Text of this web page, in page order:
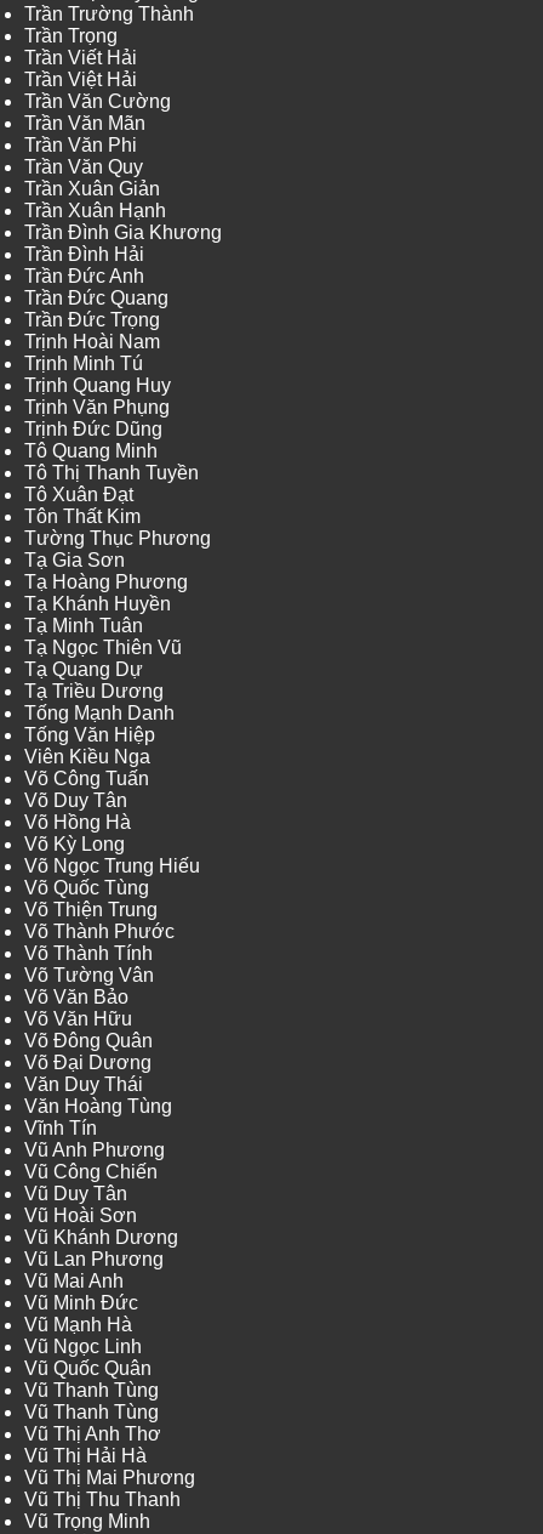
Trần Trường Thành
Trần Trọng
Trần Viết Hải
Trần Việt Hải
Trần Văn Cường
Trần Văn Mãn
Trần Văn Phi
Trần Văn Quy
Trần Xuân Giản
Trần Xuân Hạnh
Trần Đình Gia Khương
Trần Đình Hải
Trần Đức Anh
Trần Đức Quang
Trần Đức Trọng
Trịnh Hoài Nam
Trịnh Minh Tú
Trịnh Quang Huy
Trịnh Văn Phụng
Trịnh Đức Dũng
Tô Quang Minh
Tô Thị Thanh Tuyền
Tô Xuân Đạt
Tôn Thất Kim
Tường Thục Phương
Tạ Gia Sơn
Tạ Hoàng Phương
Tạ Khánh Huyền
Tạ Minh Tuân
Tạ Ngọc Thiên Vũ
Tạ Quang Dự
Tạ Triều Dương
Tống Mạnh Danh
Tống Văn Hiệp
Viên Kiều Nga
Võ Công Tuấn
Võ Duy Tân
Võ Hồng Hà
Võ Kỳ Long
Võ Ngọc Trung Hiếu
Võ Quốc Tùng
Võ Thiện Trung
Võ Thành Phước
Võ Thành Tính
Võ Tường Vân
Võ Văn Bảo
Võ Văn Hữu
Võ Đông Quân
Võ Đại Dương
Văn Duy Thái
Văn Hoàng Tùng
Vĩnh Tín
Vũ Anh Phương
Vũ Công Chiến
Vũ Duy Tân
Vũ Hoài Sơn
Vũ Khánh Dương
Vũ Lan Phương
Vũ Mai Anh
Vũ Minh Đức
Vũ Mạnh Hà
Vũ Ngọc Linh
Vũ Quốc Quân
Vũ Thanh Tùng
Vũ Thanh Tùng
Vũ Thị Anh Thơ
Vũ Thị Hải Hà
Vũ Thị Mai Phương
Vũ Thị Thu Thanh
Vũ Trọng Minh